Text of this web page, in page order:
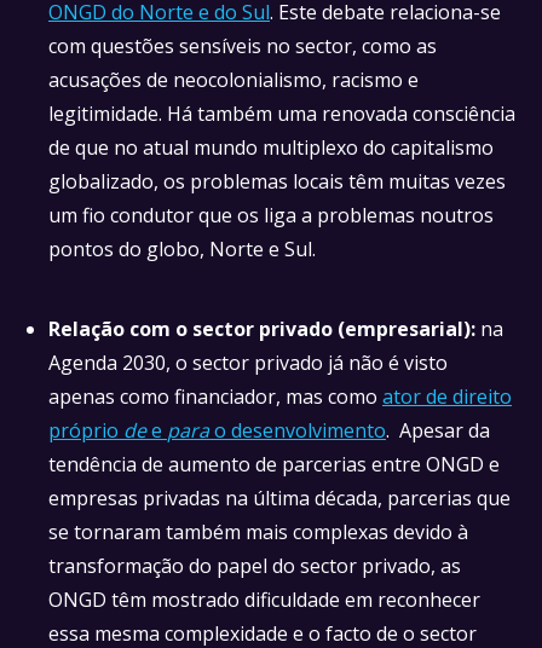
ONGD do Norte e do Sul. Este debate relaciona-se
com questões sensíveis no sector, como as
acusações de neocolonialismo, racismo e
legitimidade. Há também uma renovada consciência
de que no atual mundo multiplexo do capitalismo
globalizado, os problemas locais têm muitas vezes
um fio condutor que os liga a problemas noutros
pontos do globo, Norte e Sul.
Relação com o sector privado (empresarial): na
Agenda 2030, o sector privado já não é visto
apenas como financiador, mas como ator de direito
próprio dee parao desenvolvimento. Apesar da
tendência de aumento de parcerias entre ONGD e
empresas privadas na última década, parcerias que
se tornaram também mais complexas devido à
transformação do papel do sector privado, as
ONGD têm mostrado dificuldade em reconhecer
essa mesma complexidade e o facto de o sector